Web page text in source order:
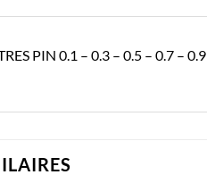
PIN 0.1 – 0.3 – 0.5 – 0.7 – 0.9